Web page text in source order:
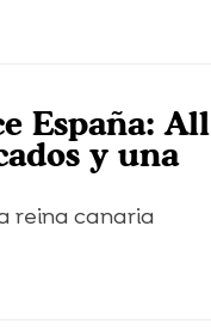
España: All
y una
reina canaria